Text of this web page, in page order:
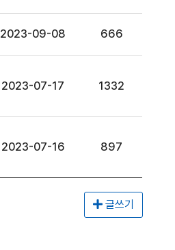
2023-09-08 666
2023-07-17 1332
2023-07-16 897
글쓰기